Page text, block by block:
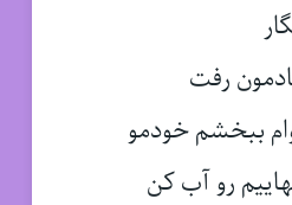
رفت
ببخشم خودمو
رو آب کن